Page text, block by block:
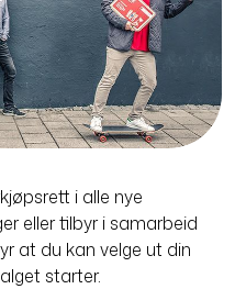
i alle nye
eller tilbyr i samarbeid
at du kan velge ut din
starter.